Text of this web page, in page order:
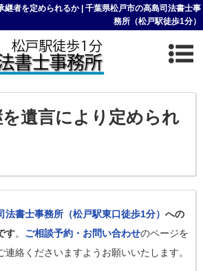
継者を定められるか | 千葉県松戸市の高島司法書士事
務所（松戸駅徒歩1分）
遺言により定められ
書士事務所（松戸駅東口徒歩1分） への
す。 ご相談予約・お問い合わせのページを
連絡くださいますようお願いいたします。